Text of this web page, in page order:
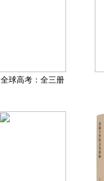
全球高考：全三册